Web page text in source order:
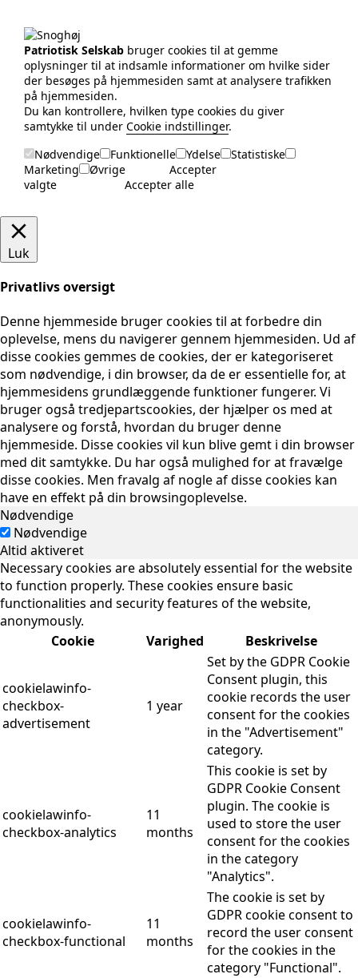
Patriotisk Selskab bruger cookies til at gemme
oplysninger til at indsamle informationer om hvilke sider
der besøges på hjemmesiden samt at analysere trafikken
på hjemmesiden.
Du kan kontrollere, hvilken type cookies du giver
samtykke til under Cookie indstillinger.
Nødvendige
Funktionelle Ydelse
Statistiske
Marketing
Øvrige
Accepter
valgte
Accepter alle
Luk
Privatlivs oversigt
Denne hjemmeside bruger cookies til at forbedre din
oplevelse, mens du navigerer gennem hjemmesiden. Ud af
disse cookies gemmes de cookies, der er kategoriseret
som nødvendige, i din browser, da de er essentielle for, at
hjemmesidens grundlæggende funktioner fungerer. Vi
bruger også tredjepartscookies, der hjælper os med at
analysere og forstå, hvordan du bruger denne
hjemmeside. Disse cookies vil kun blive gemt i din browser
med dit samtykke. Du har også mulighed for at fravælge
disse cookies. Men fravalg af nogle af disse cookies kan
have en effekt på din browsingoplevelse.
Nødvendige
Nødvendige
Altid aktiveret
Necessary cookies are absolutely essential for the website
to function properly. These cookies ensure basic
functionalities and security features of the website,
anonymously.
Cookie
Varighed Beskrivelse
cookielawinfo-
checkbox-
advertisement
1 year
Set by the GDPR Cookie
Consent plugin, this
cookie records the user
consent for the cookies
in the "Advertisement"
category.
cookielawinfo-
checkbox-analytics
11
months
This cookie is set by
GDPR Cookie Consent
plugin. The cookie is
used to store the user
consent for the cookies
in the category
"Analytics".
cookielawinfo-
checkbox-functional
11
months
The cookie is set by
GDPR cookie consent to
record the user consent
for the cookies in the
category "Functional".